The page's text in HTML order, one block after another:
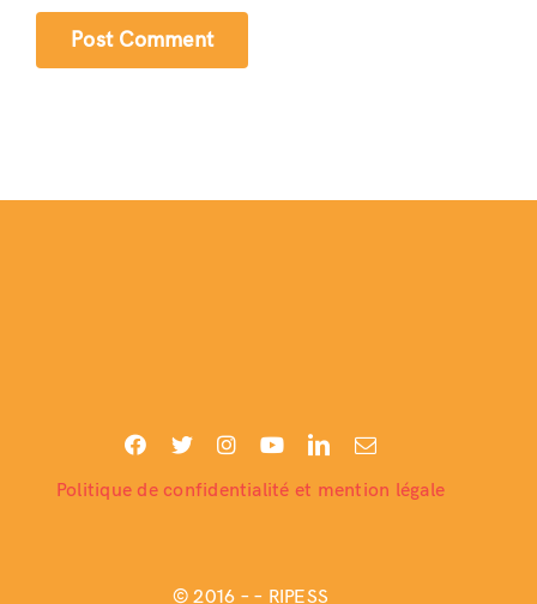
Politique de confidentialité et mention légale
© 2016 –– RIPESS